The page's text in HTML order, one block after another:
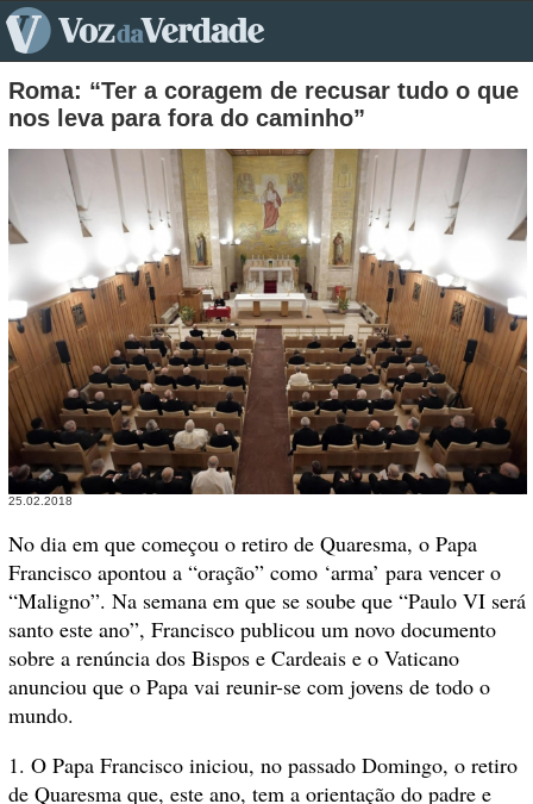
Roma: “Ter a coragem de recusar tudo o que
nos leva para fora do caminho”
25.02.2018
No dia em que começou o retiro de Quaresma, o Papa
Francisco apontou a “oração” como ‘arma’ para vencer o
“Maligno”. Na semana em que se soube que “Paulo VI será
santo este ano”, Francisco publicou um novo documento
sobre a renúncia dos Bispos e Cardeais e o Vaticano
anunciou que o Papa vai reunir-se com jovens de todo o
mundo.
1. O Papa Francisco iniciou, no passado Domingo, o retiro
de Quaresma que, este ano, tem a orientação do padre e